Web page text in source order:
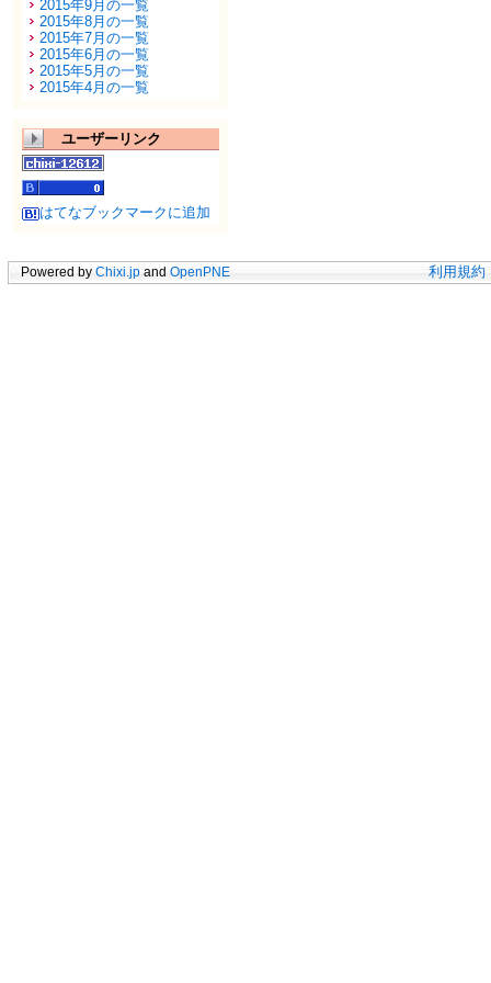
2015年9月の一覧
2015年8月の一覧
2015年7月の一覧
2015年6月の一覧
2015年5月の一覧
2015年4月の一覧
ユーザーリンク
はてなブックマークに追加
Powered by Chixi.jp and OpenPNE 利用規約